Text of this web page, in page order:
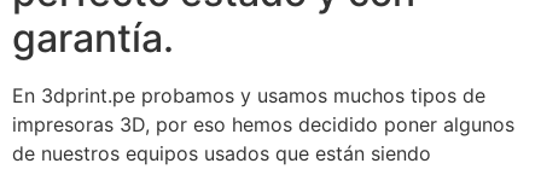
garantía.
En 3dprint.pe probamos y usamos muchos tipos de
impresoras 3D, por eso hemos decidido poner algunos
de nuestros equipos usados que están siendo